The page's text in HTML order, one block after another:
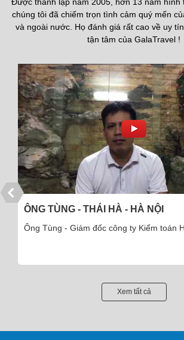
chúng tôi đã chiếm trọn tình cảm quý mến
và ngoài nước. Họ đánh giá rất cao về uy
tận tâm của GalaTravel !
ÔNG TÙNG - THÁI HÀ - HÀ NỘI
Ông Tùng - Giám đốc công ty Kiểm toán
Xem tất cả